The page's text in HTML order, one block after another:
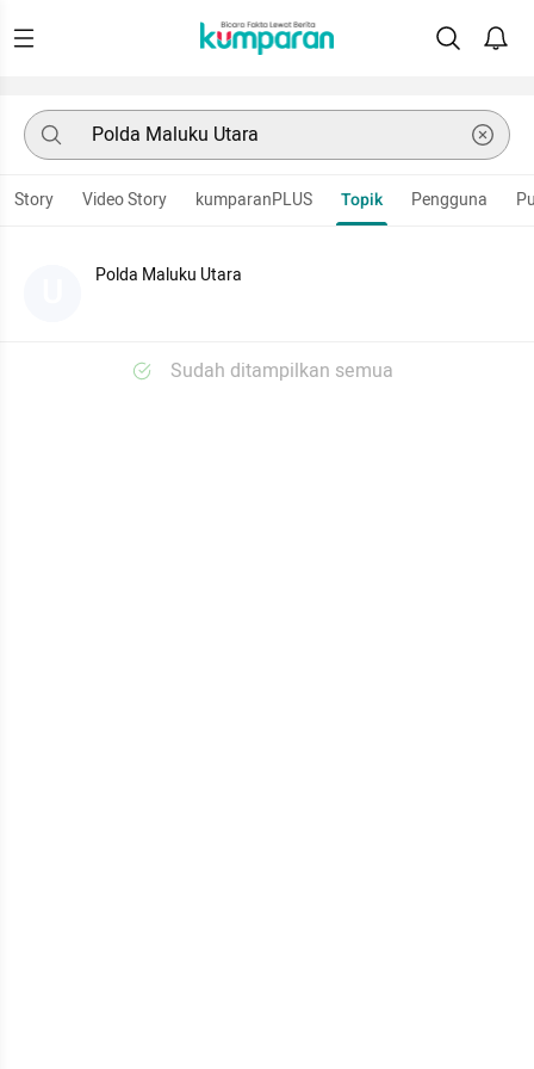
Story Video Story kumparanPLUS Topik Pengguna
Polda Maluku Utara
Sudah ditampilkan semua